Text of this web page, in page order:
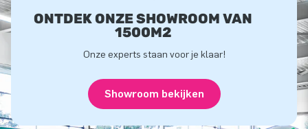
ONTDEK ONZE SHOWROOM VAN
1500M2
Onze experts staan voor je klaar!
Showroom bekijken